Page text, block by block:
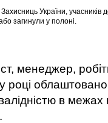
України,
загинули у полоні.
менеджер,
році
в межах